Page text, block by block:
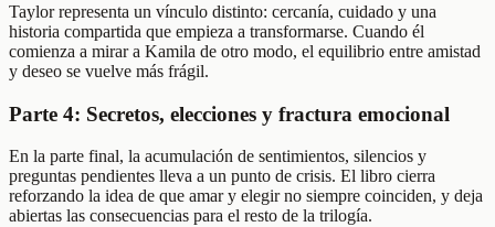
Taylor representa un vínculo distinto: cercanía, cuidado y una
historia compartida que empieza a transformarse. Cuando él
comienza a mirar a Kamila de otro modo, el equilibrio entre amistad
y deseo se vuelve más frágil.
Parte 4: Secretos, elecciones y fractura emocional
En la parte final, la acumulación de sentimientos, silencios y
preguntas pendientes lleva a un punto de crisis. El libro cierra
reforzando la idea de que amar y elegir no siempre coinciden, y deja
abiertas las consecuencias para el resto de la trilogía.